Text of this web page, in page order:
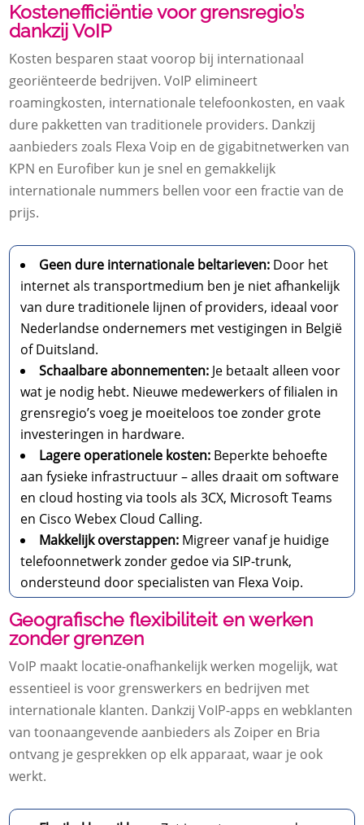
Kostenefficiëntie voor grensregio’s
dankzij VoIP
Kosten besparen staat voorop bij internationaal
georiënteerde bedrijven. VoIP elimineert
roamingkosten, internationale telefoonkosten, en vaak
dure pakketten van traditionele providers. Dankzij
aanbieders zoals Flexa Voip en de gigabitnetwerken van
KPN en Eurofiber kun je snel en gemakkelijk
internationale nummers bellen voor een fractie van de
prijs.
Geen dure internationale beltarieven: Door het
internet als transportmedium ben je niet afhankelijk
van dure traditionele lijnen of providers, ideaal voor
Nederlandse ondernemers met vestigingen in België
of Duitsland.
Schaalbare abonnementen: Je betaalt alleen voor
wat je nodig hebt. Nieuwe medewerkers of filialen in
grensregio’s voeg je moeiteloos toe zonder grote
investeringen in hardware.
Lagere operationele kosten: Beperkte behoefte
aan fysieke infrastructuur – alles draait om software
en cloud hosting via tools als 3CX, Microsoft Teams
en Cisco Webex Cloud Calling.
Makkelijk overstappen: Migreer vanaf je huidige
telefoonnetwerk zonder gedoe via SIP-trunk,
ondersteund door specialisten van Flexa Voip.
Geografische flexibiliteit en werken
zonder grenzen
VoIP maakt locatie-onafhankelijk werken mogelijk, wat
essentieel is voor grenswerkers en bedrijven met
internationale klanten. Dankzij VoIP-apps en webklanten
van toonaangevende aanbieders als Zoiper en Bria
ontvang je gesprekken op elk apparaat, waar je ook
werkt.